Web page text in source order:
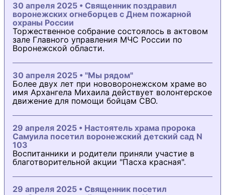
30 апреля 2025 • Священник поздравил
воронежских огнеборцев с Днем пожарной
охраны России
Торжественное собрание состоялось в актовом
зале Главного управления МЧС России по
Воронежской области.
30 апреля 2025 • "Мы рядом"
Более двух лет при нововоронежском храме во
имя Архангела Михаила действует волонтерское
движение для помощи бойцам СВО.
29 апреля 2025 • Настоятель храма пророка
Самуила посетил воронежский детский сад N
103
Воспитанники и родители приняли участие в
благотворительной акции "Пасха красная".
29 апреля 2025 • Священник посетил